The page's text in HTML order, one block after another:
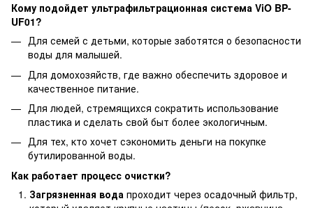
Кому подойдет ультрафильтрационная система ViO BP-
UF01?
Для семей с детьми, которые заботятся о безопасности
воды для малышей.
Для домохозяйств, где важно обеспечить здоровое и
качественное питание.
Для людей, стремящихся сократить использование
пластика и сделать свой быт более экологичным.
Для тех, кто хочет сэкономить деньги на покупке
бутилированной воды.
Как работает процесс очистки?
Загрязненная вода проходит через осадочный фильтр,